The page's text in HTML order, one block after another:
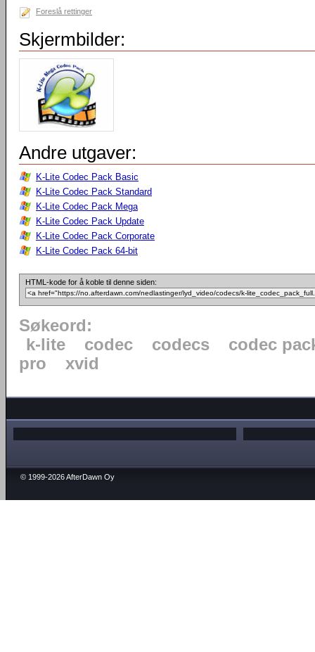
Foreslå rettinger
Skjermbilder:
Andre utgaver:
K-Lite Codec Pack Basic
K-Lite Codec Pack Standard
K-Lite Codec Pack Mega
K-Lite Codec Pack Update
K-Lite Codec Pack Corporate
K-Lite Codec Pack 64-bit
HTML-kode for å koble til denne siden:
Søkeord:
k-lite
codec codecs
codec
pro
xvid
© 1999-2026 AfterDawn Oy